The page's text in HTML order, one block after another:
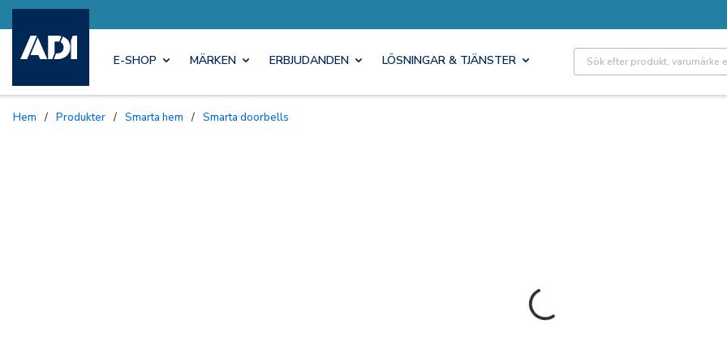
E-SHOP MÄRKEN ERBJUDANDEN LÖSNINGAR & TJÄNSTER Site Search
Hem / Produkter / Smarta hem / Smarta doorbells